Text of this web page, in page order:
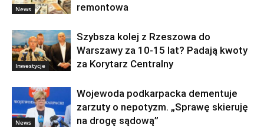
News
remontowa
Inwestycje
Szybsza kolej z Rzeszowa do
Warszawy za 10-15 lat? Padają kwoty
za Korytarz Centralny
News
Wojewoda podkarpacka dementuje
zarzuty o nepotyzm. „Sprawę skieruję
na drogę sądową”